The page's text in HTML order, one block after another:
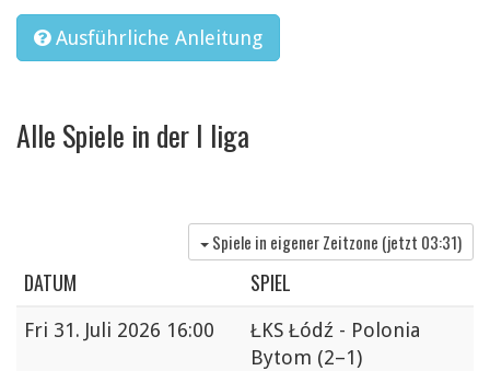
Ausführliche Anleitung
Alle Spiele in der I liga
Spiele in eigener Zeitzone (jetzt 03:31)
DATUM SPIEL
Fri 31. Juli 2026 16:00
ŁKS Łódź - Polonia
Bytom (2–1)